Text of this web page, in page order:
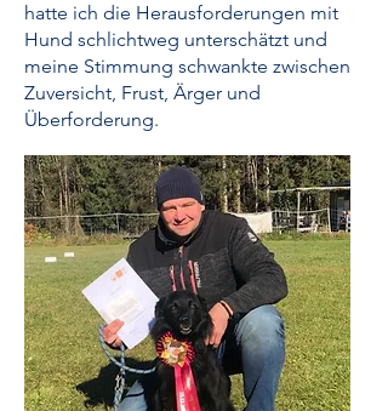
hatte ich die Herausforderungen mit
Hund schlichtweg unterschätzt und
meine Stimmung schwankte zwischen
Zuversicht, Frust, Ärger und
Überforderung.